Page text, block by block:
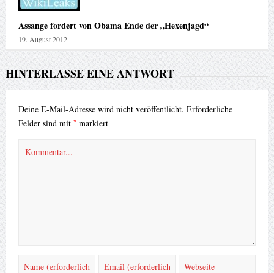
Assange fordert von Obama Ende der „Hexenjagd“
19. August 2012
HINTERLASSE EINE ANTWORT
Deine E-Mail-Adresse wird nicht veröffentlicht. Erforderliche
Felder sind mit *markiert